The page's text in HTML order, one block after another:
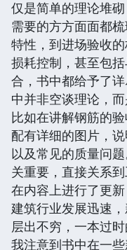
仅是简单的理论堆
需要的方方面面都
特性，到进场验收
损耗控制，甚至包
合，书中都给予了
中并非空谈理论，
比如在讲解钢筋的
配有详细的图片，
以及常见的质量问
关重要，直接关系
在内容上进行了更
建筑行业发展迅速
层出不穷，一本过
我注意到书中在一